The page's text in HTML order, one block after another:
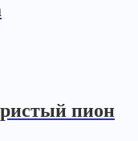
пион